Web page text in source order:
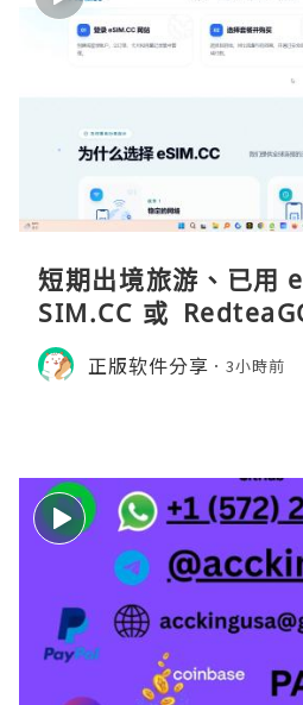
短期出境旅游、已用
SIM.CC 或
货。需要“当地号码
打车、外卖、客户联
正版软件分享 3小時前